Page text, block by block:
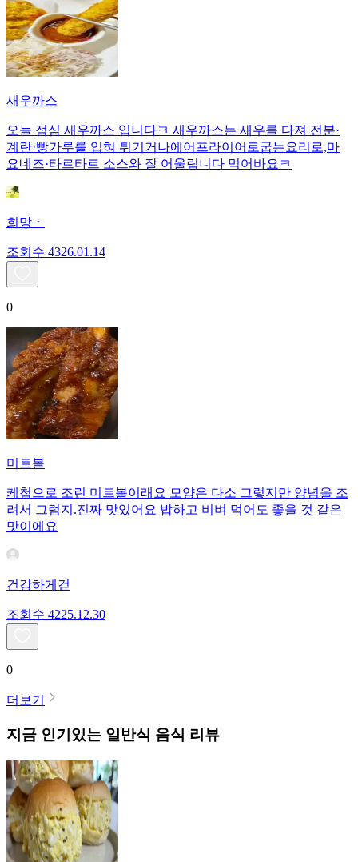
새우까스
오늘 점심 새우까스 입니다ㅋ 새우까스는 새우를 다져 전분·
계란·빵가루를 입혀 튀기거나에어프라이어로굽는요리로,마
요네즈·타르타르 소스와 잘 어울립니다 먹어바요ㅋ
희망ㆍ
조회수 4326.01.14
0
미트볼
케첩으로 조린 미트볼이래요 모양은 다소 그렇지만 양념을 조
려서 그럼지.진짜 맛있어요 밥하고 비벼 먹어도 좋을 것 같은
맛이에요
건강하게걷
조회수 4225.12.30
0
더보기
지금 인기있는 일반식 음식 리뷰